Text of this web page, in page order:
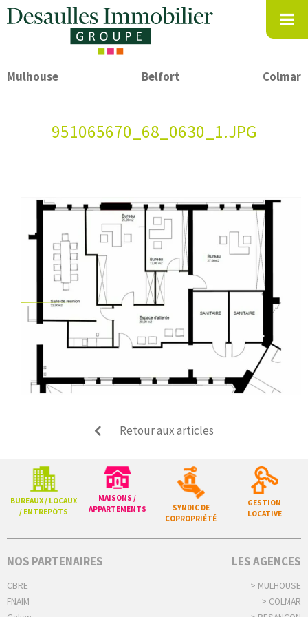
Mulhouse Belfort Colmar
951065670_68_0630_1.JPG
Retour aux articles
BUREAUX / LOCAUX
/ ENTREPÔTS
MAISONS /
APPARTEMENTS
SYNDIC DE
COPROPRIÉTÉ
GESTION
LOCATIVE
NOS PARTENAIRES
CBRE
FNAIM
LES AGENCES
> MULHOUSE
> COLMAR